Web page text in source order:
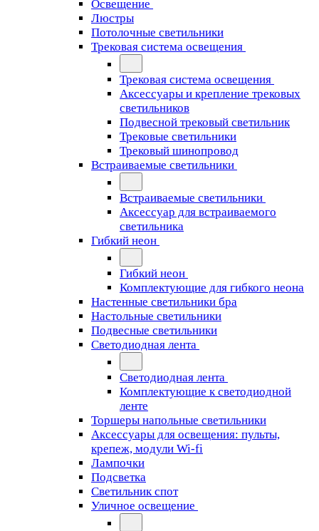
Освещение
Люстры
Потолочные светильники
Трековая система освещения
Трековая система освещения
Аксессуары и крепление трековых
светильников
Подвесной трековый светильник
Трековые светильники
Трековый шинопровод
Встраиваемые светильники
Встраиваемые светильники
Аксессуар для встраиваемого
светильника
Гибкий неон
Гибкий неон
Комплектующие для гибкого неона
Настенные светильники бра
Настольные светильники
Подвесные светильники
Светодиодная лента
Светодиодная лента
Комплектующие к светодиодной
ленте
Торшеры напольные светильники
Аксессуары для освещения: пульты,
крепеж, модули Wi-fi
Лампочки
Подсветка
Светильник спот
Уличное освещение